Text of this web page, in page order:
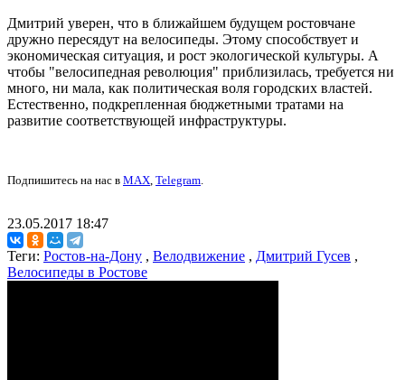
Дмитрий уверен, что в ближайшем будущем ростовчане
дружно пересядут на велосипеды. Этому способствует и
экономическая ситуация, и рост экологической культуры. А
чтобы "велосипедная революция" приблизилась, требуется ни
много, ни мала, как политическая воля городских властей.
Естественно, подкрепленная бюджетными тратами на
развитие соответствующей инфраструктуры.
Подпишитесь на нас в MAX, Telegram.
23.05.2017 18:47
Теги: Ростов-на-Дону , Велодвижение , Дмитрий Гусев ,
Велосипеды в Ростове